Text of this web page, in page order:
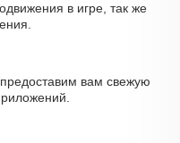
в игре, так же
вам свежую